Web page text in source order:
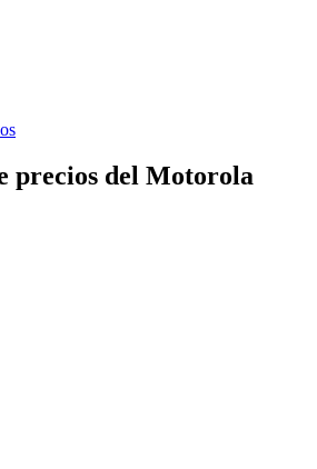
precios del Motorola